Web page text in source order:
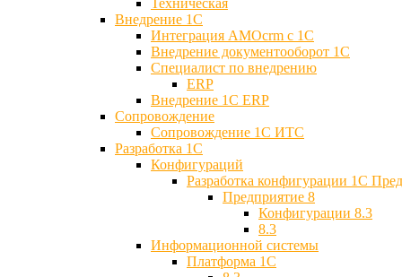
Техническая
Внедрение 1С
Интеграция AMOcrm с 1C
Внедрение документооборот 1С
Специалист по внедрению
ERP
Внедрение 1С ERP
Cопровождение
Cопровождение 1С ИТС
Разработка 1C
Конфигураций
Разработка конфигурации 1С
Предприятие 8
Конфигурации 8.3
8.3
Информационной системы
Платформа 1С